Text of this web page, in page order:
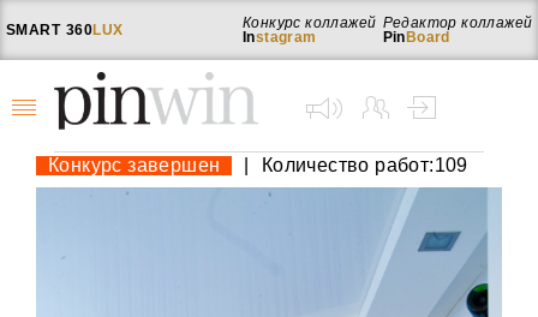
SMART 360LUX
Редактор коллажей
Pin Board
Конкурс коллажей
Instagram
Конкурс завершен Количество работ:109